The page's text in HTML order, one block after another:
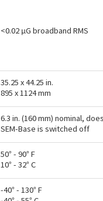
<0.02 μG broadband RMS
35.25 x 44.25 in.
895 x 1124 mm
6.3 in. (160 mm) nominal,
SEM-Base is switched off
50° - 90° F
10° - 32° C
-40° - 130° F